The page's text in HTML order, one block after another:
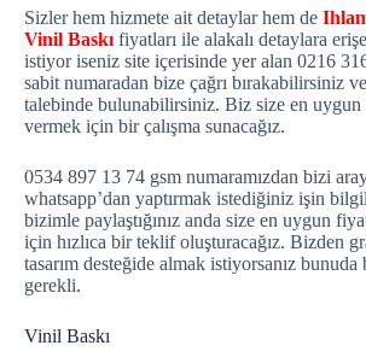
Sizler hem hizmete ait detaylar hem de
Vinil Baskı fiyatları ile alakalı detaylara
istiyor iseniz site içerisinde yer alan 0216
sabit numaradan bize çağrı bırakabilirsiniz
talebinde bulunabilirsiniz. Biz size en
vermek için bir çalışma sunacağız.
0534 897 13 74 gsm numaramızdan bizi
whatsapp’dan yaptırmak istediğiniz işin
bizimle paylaştığınız anda size en uygun
için hızlıca bir teklif oluşturacağız. Bizden
tasarım desteğide almak istiyorsanız
gerekli.
Vinil Baskı